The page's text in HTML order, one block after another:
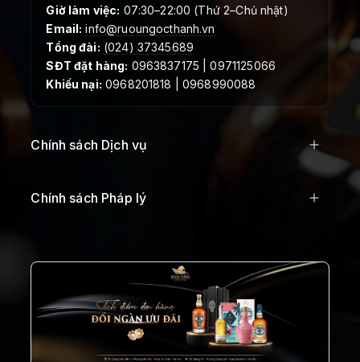
Giờ làm việc: 07:30–22:00 (Thứ 2–Chủ nhật)
Email: info@ruoungocthanh.vn
Tổng đài: (024) 37345689
SĐT đặt hàng: 0963837175 | 0971125066
Khiếu nại: 0968201818 | 0968990088
Chính sách Dịch vụ
Chính sách Pháp lý